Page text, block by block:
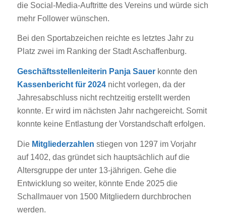
die Social-Media-Auftritte des Vereins und würde sich
mehr Follower wünschen.
Bei den Sportabzeichen reichte es letztes Jahr zu
Platz zwei im Ranking der Stadt Aschaffenburg.
Geschäftsstellenleiterin Panja Sauerkonnte den
Kassenbericht für 2024nicht vorlegen, da der
Jahresabschluss nicht rechtzeitig erstellt werden
konnte. Er wird im nächsten Jahr nachgereicht. Somit
konnte keine Entlastung der Vorstandschaft erfolgen.
Die Mitgliederzahlen stiegen von 1297 im Vorjahr
auf 1402, das gründet sich hauptsächlich auf die
Altersgruppe der unter 13-jährigen. Gehe die
Entwicklung so weiter, könnte Ende 2025 die
Schallmauer von 1500 Mitgliedern durchbrochen
werden.